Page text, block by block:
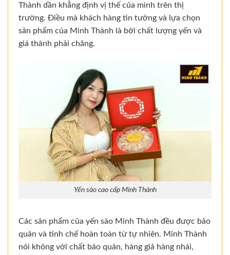
Thành dần khẳng định vị thế của mình trên thị
trường. Điều mà khách hàng tin tưởng và lựa chọn
sản phẩm của Minh Thành là bởi chất lượng yến và
giá thành phải chăng.
Yến sào cao cấp Minh Thành
Các sản phẩm của yến sào Minh Thành đều được bảo
quản và tinh chế hoàn toàn từ tự nhiên. Minh Thành
nói không với chất bảo quản, hàng giả hàng nhái,